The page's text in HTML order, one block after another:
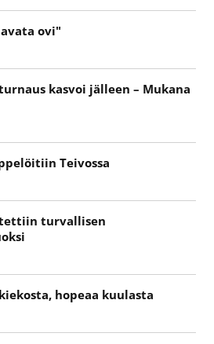
ovi"
kasvoi jälleen – Mukana
Teivossa
turvallisen
hopeaa kuulasta